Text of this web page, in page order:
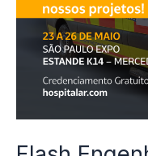
exclusivo
ambulância